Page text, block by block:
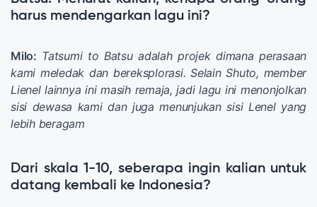
harus mendengarkan lagu ini?
Milo: Tatsumi to Batsu adalah projek dimana perasaan
kami meledak dan bereksplorasi. Selain Shuto, member
Lienel lainnya ini masih remaja, jadi lagu ini menonjolkan
sisi dewasa kami dan juga menunjukan sisi Lenel yang
lebih beragam
Dari skala 1-10, seberapa ingin kalian untuk
datang kembali ke Indonesia?